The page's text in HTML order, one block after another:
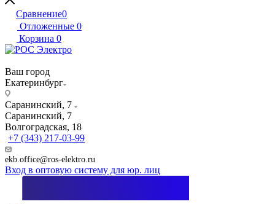
Сравнение0
Отложенные 0
Корзина 0
Ваш город
Екатеринбург
Саранинский, 7
Саранинский, 7
Волгоградская, 18
+7 (343) 217-03-99
ekb.office@ros-elektro.ru
Вход в оптовую систему для юр. лиц